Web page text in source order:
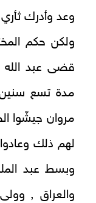
وعد وأدرك
ولكن حكم
قضى عبد الله
مدة تسع سنين
مروان جيشّوا
لهم ذلك
وبسط عبد
والعراق ,